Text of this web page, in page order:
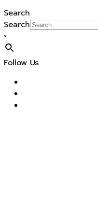
Search
Search
×
Follow Us